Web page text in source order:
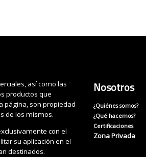
así como las
productos que
página, son propiedad
de los mismos.
con el
su aplicación en el
destinados.
Nosotros
¿Quiénes somos?
¿Qué hacemos?
Certificaciones
Zona Privada